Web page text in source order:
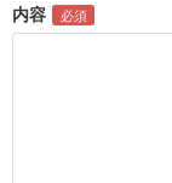
内容